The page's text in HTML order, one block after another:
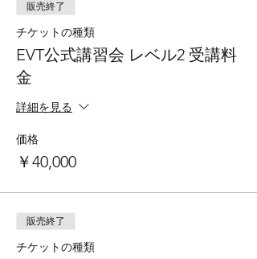
販売終了
チケットの種類
EVT公式講習会 レベル2 受講料
金
詳細を見る
価格
￥40,000
販売終了
チケットの種類